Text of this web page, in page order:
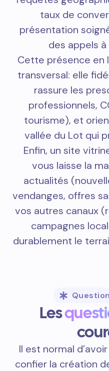
taux de
présentation
des appels à
Cette présence en
transversal: elle
rassure les
professionnels,
tourisme), et
vallée du Lot qui
Enfin, un site
vous laisse la
actualités
vendanges, offres
vos autres canaux
campagnes
durablement le
Les
Il est normal
confier la création